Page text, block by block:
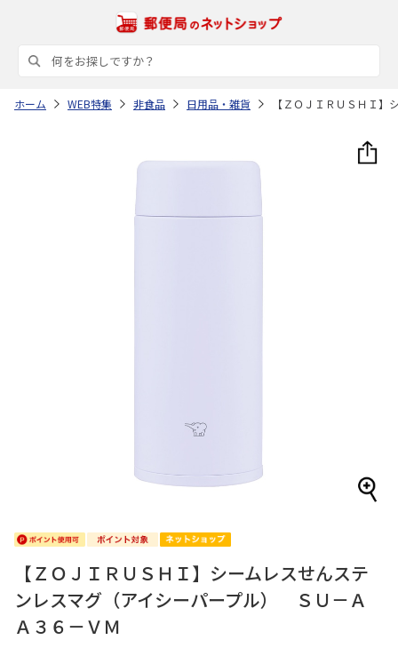
ホーム WEB特集 非食品 日用品・雑貨 【ＺＯＪＩＲＵＳＨＩ
【ＺＯＪＩＲＵＳＨＩ】シームレスせんステ
ンレスマグ（アイシーパープル） ＳＵ－Ａ
Ａ３６－ＶＭ